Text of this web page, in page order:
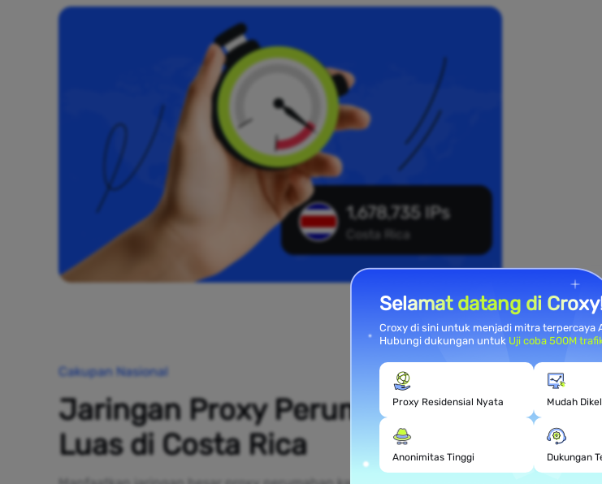
1,678,735 IPs
Costa Rica
Cakupan Nasional
Jaringan Proxy Perumahan
Luas di Costa Rica
Selamat datang di
Croxy di sini untuk menjadi mitra terpercaya
Hubungi dukungan untuk Uji coba 500M
Proxy Residensial Nyata Mudah
Anonimitas Tinggi Dukungan